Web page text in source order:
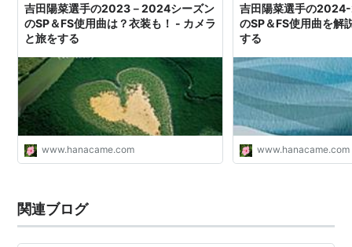
吉田陽菜選手の2023－2024シーズン
のSP＆FS使用曲は？衣装も！ - カメラ
と旅をする
www.hanacame.com
吉田陽菜選手の
のSP＆FS使用曲を解
する
www.hanacame.com
関連ブログ